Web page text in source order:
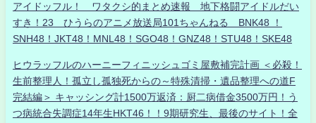
アイドッフル！ ワタクシ的まとめ速報 地下格闘アイドルだい
すき！23 ひうらのアニメ放送局101ちゃんねる BNK48 ！
SNH48！JKT48！MNL48！SGO48！GNZ48！STU48！SKE48
ヒウラッフルのハーニーフィニッシュゴミ屋敷補完計画 ＜必殺！
生前整理人！孤立し孤独死からの～特殊清掃・遺品整理への道F
完結編＞ キャッシング計1500万返済：厨二病借金3500万円！う
つ病統合失調症14年生HKT46！！9期研究生、最後のサイト！全